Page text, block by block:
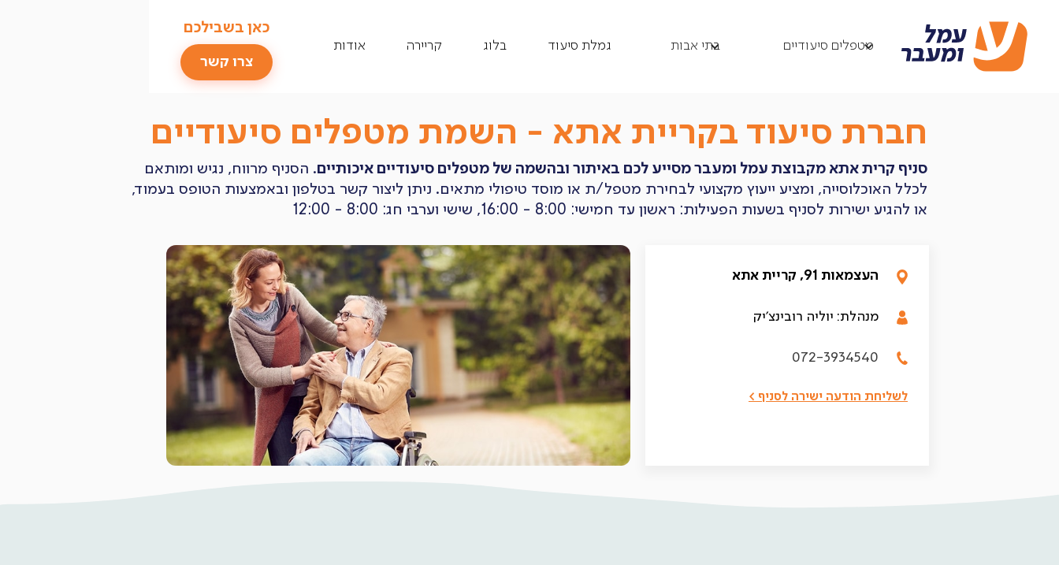
מטפלים סיעודיים בתי אבות גמלת סיעוד בלוג קריירה אודות
צרו קשר
כאן בשבילכם מטפלים סיעודיים
חברת סיעוד בקריית אתא - השמת מטפלים סיעודיים
סניף קרית אתא מקבוצת עמל ומעבר מסייע לכם באיתור ובהשמה של מטפלים סיעודיים איכותיים. הסניף מרווח, נגיש ומותאם
לכלל האוכלוסייה, ומציע ייעוץ מקצועי לבחירת מטפל/ת או מוסד טיפולי מתאים. ניתן ליצור קשר בטלפון ובאמצעות הטופס בעמוד,
או להגיע ישירות לסניף בשעות הפעילות: ראשון עד חמישי: 8:00 - 16:00, שישי וערבי חג: 8:00 - 12:00
העצמאות 91, קריית אתא
מנהלת: יוליה רובינצ'יק
072-3934540
לשליחת הודעה ישירה לסניף >